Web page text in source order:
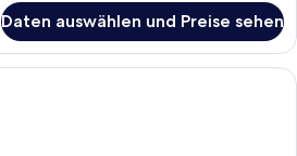
Daten auswählen und Preise sehen
Ein Zimmer mit zwei Betten, einem